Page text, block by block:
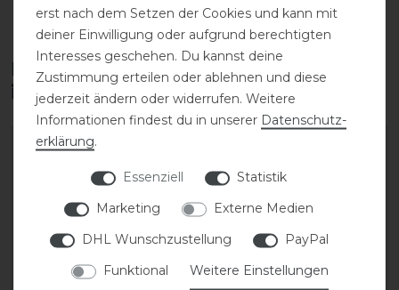
Diese Produkte könnten dich auch
interessieren
erst nach dem Setzen der Cookies und kann mit
deiner Einwilligung oder aufgrund berechtigten
Interesses geschehen. Du kannst deine
Zustimmung erteilen oder ablehnen und diese
jederzeit ändern oder widerrufen. Weitere
Informationen findest du in unserer Daten­schutz­
erklärung.
Essenziell
Statistik
Marketing
Externe Medien
DHL Wunschzustellung
PayPal
Funktional
Weitere Einstellungen